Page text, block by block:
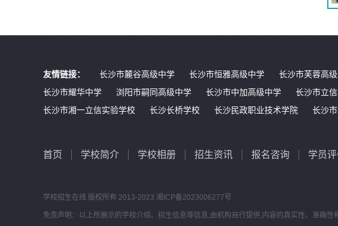
友情链接： 长沙市麓谷高级中学 长沙市恒雅高级中学 长沙市芙蓉高
长沙市耀华中学
浏阳市嗣同高级中学 长沙市中加高级中学 长沙市立
长沙市湘一立信实验学校
长沙长桥学校 长沙民政职业技术学院 长沙
首页 学校简介 学校相册 招生资讯 报名咨询 学员
学校招生在线 版权所有 2013-2023 湘ICP备2023006277号
免责声明：以上所展示的学校介绍、招生信息等信息,由机构自行提供,内容的真实性、准确性